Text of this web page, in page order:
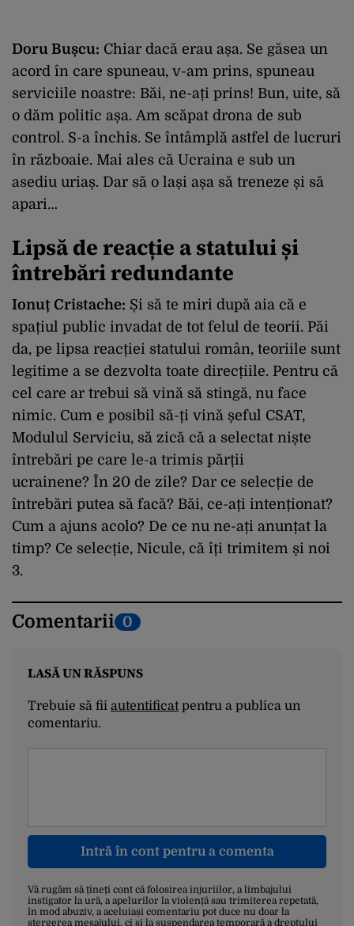
Doru Bușcu: Chiar dacă erau așa. Se găsea un
acord în care spuneau, v-am prins, spuneau
serviciile noastre: Băi, ne-ați prins! Bun, uite, să
o dăm politic așa. Am scăpat drona de sub
control. S-a închis. Se întâmplă astfel de lucruri
în războaie. Mai ales că Ucraina e sub un
asediu uriaș. Dar să o lași așa să treneze și să
apari…
Lipsă de reacție a statului și
întrebări redundante
Ionuț Cristache: Și să te miri după aia că e
spațiul public invadat de tot felul de teorii. Păi
da, pe lipsa reacției statului român, teoriile sunt
legitime a se dezvolta toate direcțiile. Pentru că
cel care ar trebui să vină să stingă, nu face
nimic. Cum e posibil să-ți vină șeful CSAT,
Modulul Serviciu, să zică că a selectat niște
întrebări pe care le-a trimis părții
ucrainene? În 20 de zile? Dar ce selecție de
întrebări putea să facă? Băi, ce-ați intenționat?
Cum a ajuns acolo? De ce nu ne-ați anunțat la
timp? Ce selecție, Nicule, că îți trimitem și noi
3.
Comentarii 0
LASĂ UN RĂSPUNS
Trebuie să fii autentificatpentru a publica un
comentariu.
Intră în cont pentru a comenta
Vă rugăm să țineți cont că folosirea injuriilor, a limbajului
instigator la ură, a apelurilor la violență sau trimiterea repetată,
în mod abuziv, a aceluiași comentariu pot duce nu doar la
ștergerea mesajului, ci și la suspendarea temporară a dreptului